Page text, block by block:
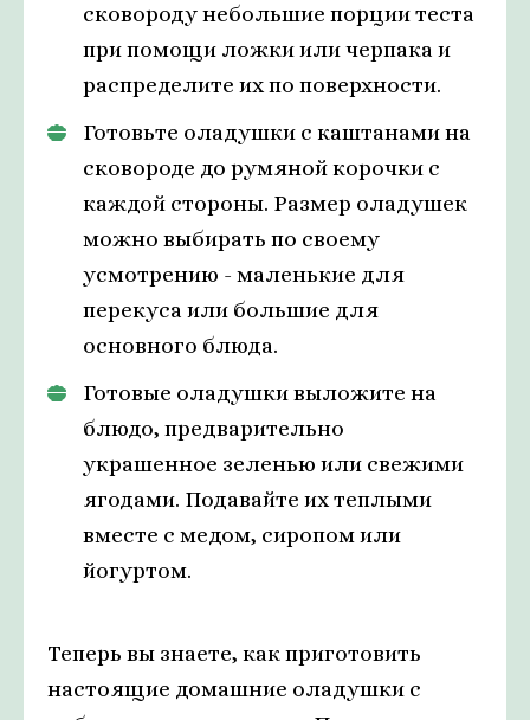
сковороду небольшие порции теста
при помощи ложки или черпака и
распределите их по поверхности.
Готовьте оладушки с каштанами на
сковороде до румяной корочки с
каждой стороны. Размер оладушек
можно выбирать по своему
усмотрению - маленькие для
перекуса или большие для
основного блюда.
Готовые оладушки выложите на
блюдо, предварительно
украшенное зеленью или свежими
ягодами. Подавайте их теплыми
вместе с медом, сиропом или
йогуртом.
Теперь вы знаете, как приготовить
настоящие домашние оладушки с